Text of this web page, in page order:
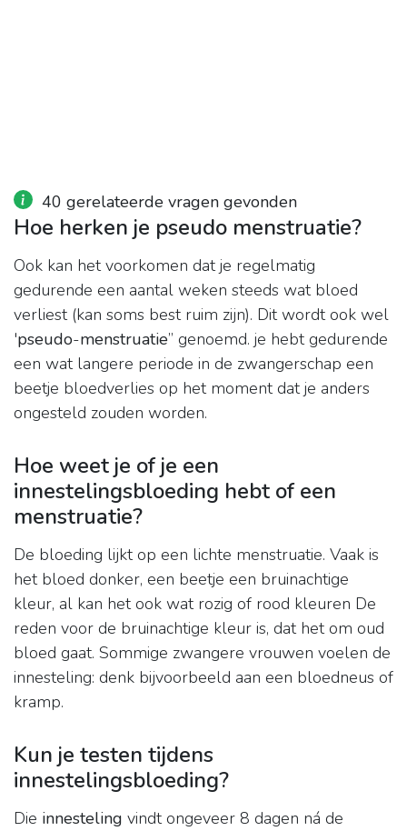
40 gerelateerde vragen gevonden
Hoe herken je pseudo menstruatie?
Ook kan het voorkomen dat je regelmatig
gedurende een aantal weken steeds wat bloed
verliest (kan soms best ruim zijn). Dit wordt ook wel
'pseudo-menstruatie” genoemd. je hebt gedurende
een wat langere periode in de zwangerschap een
beetje bloedverlies op het moment dat je anders
ongesteld zouden worden.
Hoe weet je of je een
innestelingsbloeding hebt of een
menstruatie?
De bloeding lijkt op een lichte menstruatie. Vaak is
het bloed donker, een beetje een bruinachtige
kleur, al kan het ook wat rozig of rood kleuren De
reden voor de bruinachtige kleur is, dat het om oud
bloed gaat. Sommige zwangere vrouwen voelen de
innesteling: denk bijvoorbeeld aan een bloedneus of
kramp.
Kun je testen tijdens
innestelingsbloeding?
Die innesteling vindt ongeveer 8 dagen ná de